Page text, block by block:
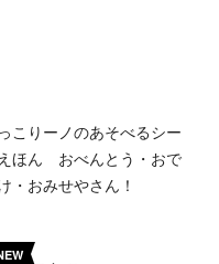
こりーノのあそべるシー
ほん おべんとう・おで
・おみせやさん！